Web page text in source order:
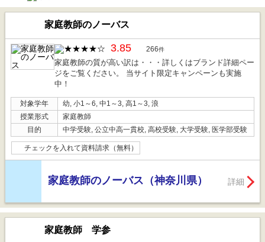
家庭教師のノーバス
3.85 266件
家庭教師の質が高い訳は・・・詳しくはブランド詳細ペー
ジをご覧ください。 当サイト限定キャンペーンも実施
中！
対象学年
幼, 小1～6, 中1～3, 高1～3, 浪
授業形式
家庭教師
目的
中学受験, 公立中高一貫校, 高校受験, 大学受験, 医学部受験
チェックを入れて資料請求（無料）
家庭教師のノーバス（神奈川県） 詳細
家庭教師 学参